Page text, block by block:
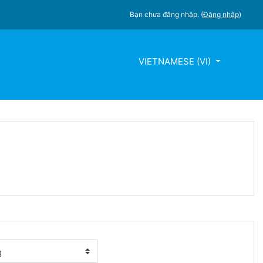
Bạn chưa đăng nhập. (Đăng nhập)
VIETNAMESE ‎(VI)‎